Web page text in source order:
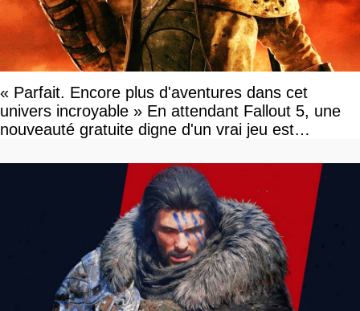
« Parfait. Encore plus d'aventures dans cet
univers incroyable » En attendant Fallout 5, une
nouveauté gratuite digne d'un vrai jeu est